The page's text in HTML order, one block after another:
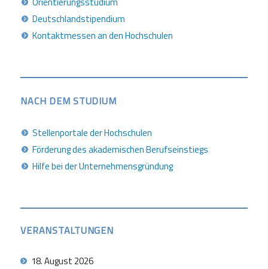
Deutschlandstipendium
Kontaktmessen an den Hochschulen
NACH DEM STUDIUM
Stellenportale der Hochschulen
Förderung des akademischen Berufseinstiegs
Hilfe bei der Unternehmensgründung
VERANSTALTUNGEN
18. August 2026